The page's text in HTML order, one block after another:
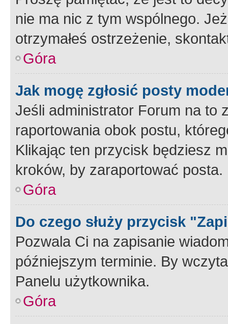
nie ma nic z tym wspólnego.
otrzymałeś ostrzeżenie,
Góra
Jak mogę zgłosić posty
Jeśli administrator Forum na to
raportowania obok postu,
Klikając ten przycisk będziesz
kroków, by zaraportować posta.
Góra
Do czego służy przycisk
Pozwala Ci na zapisanie
późniejszym terminie. By
Panelu użytkownika.
Góra